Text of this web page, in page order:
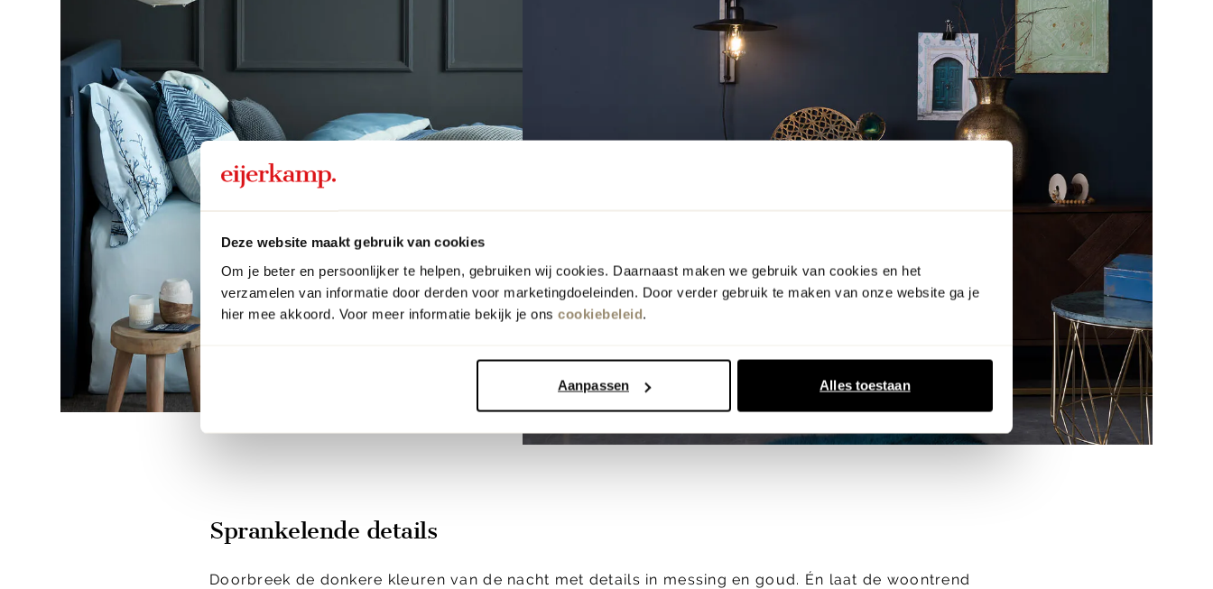
Deze website maakt gebruik van cookies
Om je beter en persoonlijker te helpen, gebruiken wij cookies. Daarnaast maken we gebruik van cookies en het
verzamelen van informatie door derden voor marketingdoeleinden. Door verder gebruik te maken van onze website ga je
hier mee akkoord. Voor meer informatie bekijk je ons cookiebeleid.
Aanpassen Alles toestaan
Sprankelende details
Doorbreek de donkere kleuren van de nacht met details in messing en goud. Én laat de woontrend